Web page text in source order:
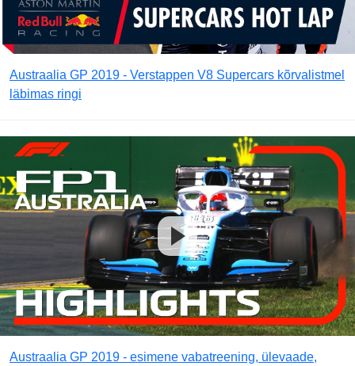
Austraalia GP 2019 - Verstappen V8 Supercars kõrvalistmel
läbimas ringi
Austraalia GP 2019 - esimene vabatreening, ülevaade,